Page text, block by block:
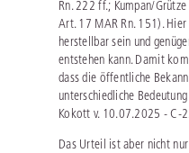
Rn. 222 ff.; Kumpan/
Art. 17 MAR Rn. 151).
herstellbar sein und
entstehen kann. Damit
dass die öffentliche
unterschiedliche
Kokott v. 10.07.2025 - C-
Das Urteil ist aber nicht